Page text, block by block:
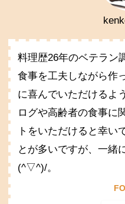
料理歴26年のベテラン
食事を工夫しながら作
に喜んでいただけるよ
ログや高齢者の食事に
トをいただけると幸い
とが多いですが、一緒
(^▽^)/。